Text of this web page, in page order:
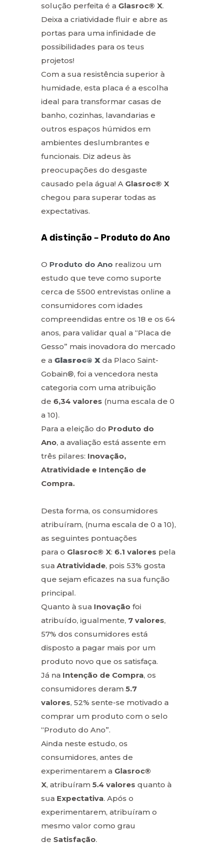
solução perfeita é a Glasroc® X.
Deixa a criatividade fluir e abre as
portas para uma infinidade de
possibilidades para os teus
projetos!
Com a sua resistência superior à
humidade, esta placa é a escolha
ideal para transformar casas de
banho, cozinhas, lavandarias e
outros espaços húmidos em
ambientes deslumbrantes e
funcionais. Diz adeus às
preocupações do desgaste
causado pela água! A Glasroc® X
chegou para superar todas as
expectativas.
A distinção – Produto do Ano
O Produto do Ano realizou um
estudo que teve como suporte
cerca de 5500 entrevistas online a
consumidores com idades
compreendidas entre os 18 e os 64
anos, para validar qual a “Placa de
Gesso” mais inovadora do mercado
e a Glasroc® X da Placo Saint-
Gobain®, foi a vencedora nesta
categoria com uma atribuição
de 6,34 valores (numa escala de 0
a 10).
Para a eleição do Produto do
Ano, a avaliação está assente em
três pilares: Inovação,
Atratividade e Intenção de
Compra.
Desta forma, os consumidores
atribuíram, (numa escala de 0 a 10),
as seguintes pontuações
para o Glasroc® X: 6.1 valores pela
sua Atratividade, pois 53% gosta
que sejam eficazes na sua função
principal.
Quanto à sua Inovação foi
atribuído, igualmente, 7 valores,
57% dos consumidores está
disposto a pagar mais por um
produto novo que os satisfaça.
Já na Intenção de Compra, os
consumidores deram 5.7
valores, 52% sente-se motivado a
comprar um produto com o selo
“Produto do Ano”.
Ainda neste estudo, os
consumidores, antes de
experimentarem a Glasroc®
X, atribuíram 5.4 valores quanto à
sua Expectativa. Após o
experimentarem, atribuíram o
mesmo valor como grau
de Satisfação.